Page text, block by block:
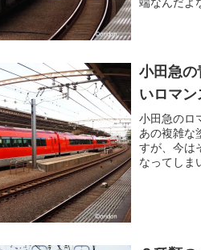
端なんだよ
これから
でしょう
えてきた
うちに随分
小田急の
いロマン
小田急のロ
あの複雑な
すが、今は
なってしま
持ちいい